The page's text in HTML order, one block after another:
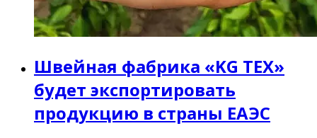
Швейная фабрика «KG TEX»
будет экспортировать
продукцию в страны ЕАЭС